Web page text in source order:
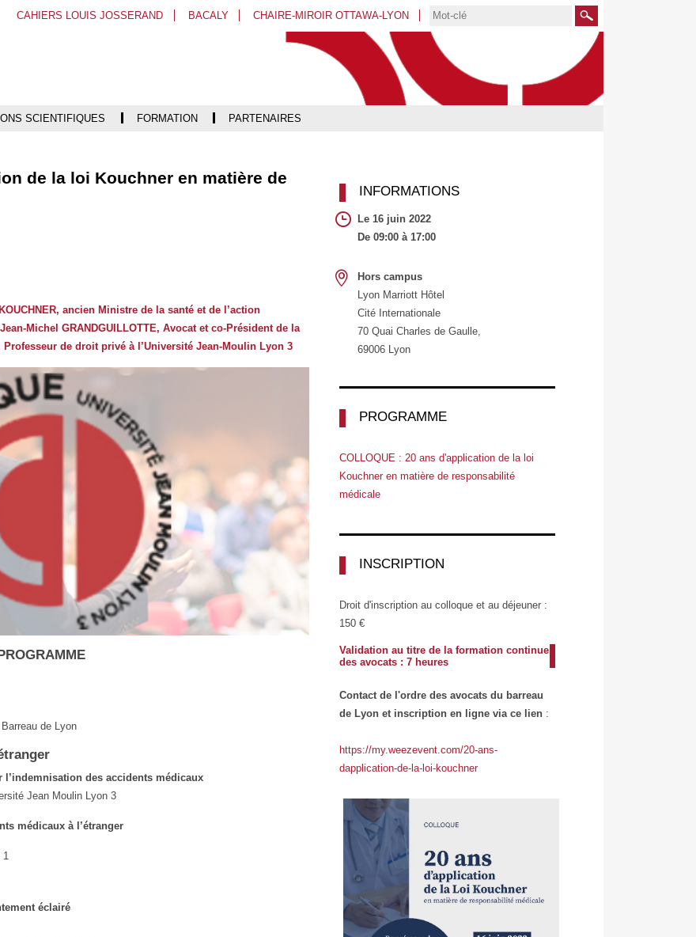
Aller
Navigation
Accès
Connexion
CAHIERS LOUIS JOSSERAND BACALY CHAIRE-MIROIR OTTAWA-LYON Rechercher
SCIENTIFIQUES FORMATION PARTENAIRES
de la loi Kouchner en matière de
ancien Ministre de la santé et de l’action
Michel GRANDGUILLOTTE, Avocat et co-Président de la
de droit privé à l’Université Jean-Moulin Lyon 3
Barreau de Lyon
des accidents médicaux
Jean Moulin Lyon 3
médicaux à l’étranger
1
éclairé
INFORMATIONS
Le 16 juin 2022
De 09:00 à 17:00
Hors campus
Lyon Marriott Hôtel
Cité Internationale
70 Quai Charles de Gaulle,
69006 Lyon
PROGRAMME
COLLOQUE : 20 ans d'application de la loi
Kouchner en matière de responsabilité
médicale
INSCRIPTION
Droit d'inscription au colloque et au déjeuner :
150 €
Validation au titre de la formation continue
des avocats : 7 heures
Contact de l'ordre des avocats du barreau
de Lyon et inscription en ligne via ce lien :
https://my.weezevent.com/20-ans-
dapplication-de-la-loi-kouchner